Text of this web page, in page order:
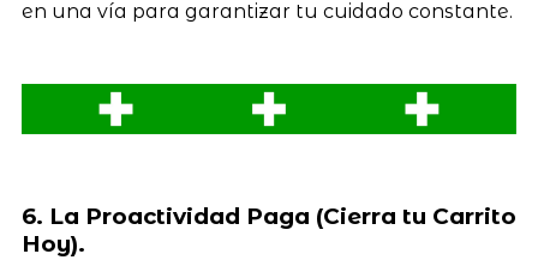
en una vía para garantizar tu cuidado constante.
6. La Proactividad Paga (Cierra tu Carrito
Hoy).